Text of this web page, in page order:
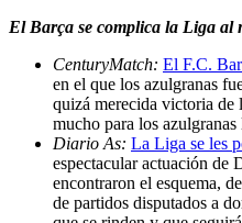
El Barça se complica la Liga al
CenturyMatch: El F.C.
en el que los azulgranas
quizá merecida victoria de
mucho para los
Diario As: La Liga se les
espectacular actuación de
encontraron el esquema,
de partidos disputados a